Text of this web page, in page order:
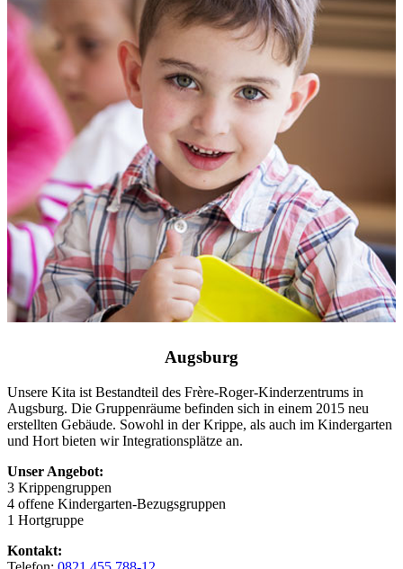
Augsburg
Unsere Kita ist Bestandteil des Frère-Roger-Kinderzentrums in
Augsburg. Die Gruppenräume befinden sich in einem 2015 neu
erstellten Gebäude. Sowohl in der Krippe, als auch im Kindergarten
und Hort bieten wir Integrationsplätze an.
Unser Angebot:
3 Krippengruppen
4 offene Kindergarten-Bezugsgruppen
1 Hortgruppe
Kontakt: